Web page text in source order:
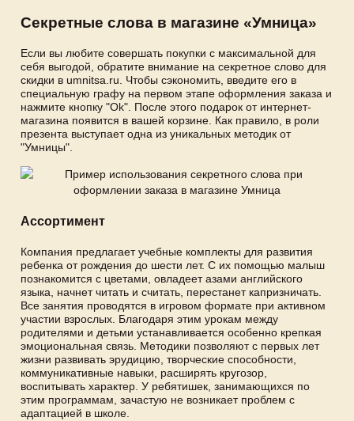
Секретные слова в магазине «Умница»
Если вы любите совершать покупки с максимальной для
себя выгодой, обратите внимание на секретное слово для
скидки в umnitsa.ru. Чтобы сэкономить, введите его в
специальную графу на первом этапе оформления заказа и
нажмите кнопку "Ok". После этого подарок от интернет-
магазина появится в вашей корзине. Как правило, в роли
презента выступает одна из уникальных методик от
"Умницы".
Ассортимент
Компания предлагает учебные комплекты для развития
ребенка от рождения до шести лет. С их помощью малыш
познакомится с цветами, овладеет азами английского
языка, начнет читать и считать, перестанет капризничать.
Все занятия проводятся в игровом формате при активном
участии взрослых. Благодаря этим урокам между
родителями и детьми устанавливается особенно крепкая
эмоциональная связь. Методики позволяют с первых лет
жизни развивать эрудицию, творческие способности,
коммуникативные навыки, расширять кругозор,
воспитывать характер. У ребятишек, занимающихся по
этим программам, зачастую не возникает проблем с
адаптацией в школе.